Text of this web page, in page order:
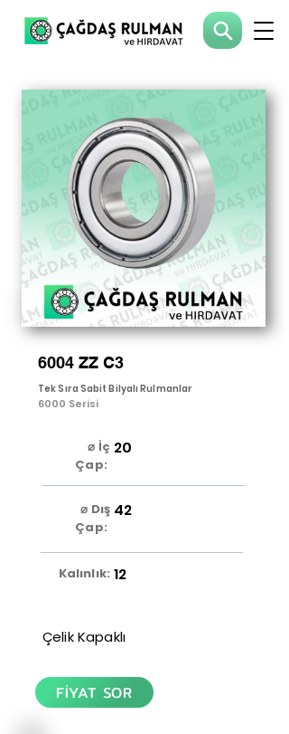
6004 ZZ C3
Tek Sıra Sabit Bilyalı Rulmanlar
6000 Serisi
⌀ İç
Çap:
20
⌀ Dış
Çap:
42
Kalınlık: 12
Çelik Kapaklı
FİYAT SOR